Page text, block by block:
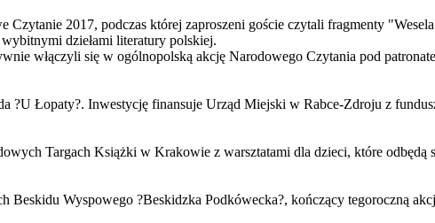
2017, podczas której zaproszeni goście czytali fragmenty
dziełami literatury polskiej.
włączyli się w ogólnopolską akcję Narodowego Czytania pod
?U Łopaty?. Inwestycję finansuje Urząd Miejski w Rabce-Zdroju z
Targach Książki w Krakowie z warsztatami dla dzieci, które odbędą
Wyspowego ?Beskidzka Podkówecka?, kończący tegoroczną